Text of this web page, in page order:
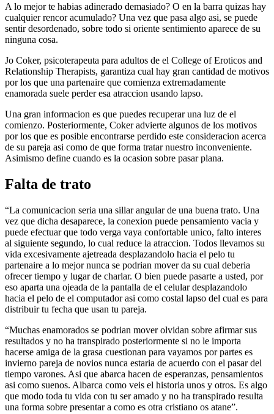
A lo mejor te habias adinerado demasiado? O en la barra quizas hay
cualquier rencor acumulado? Una vez que pasa algo asi, se puede
sentir desordenado, sobre todo si oriente sentimiento aparece de su
ninguna cosa.
Jo Coker, psicoterapeuta para adultos de el College of Eroticos and
Relationship Therapists, garantiza cual hay gran cantidad de motivos
por los que una partenaire que comienza extremadamente
enamorada suele perder esa atraccion usando lapso.
Una gran informacion es que puedes recuperar una luz de el
comienzo. Posteriormente, Coker advierte algunos de los motivos
por los que es posible encontrarse perdido este consideracion acerca
de su pareja asi­ como de que forma tratar nuestro inconveniente.
Asimismo define cuando es la ocasion sobre pasar plana.
Falta de trato
“La comunicacion seri­a una sillar angular de una buena trato. Una
vez que dicha desaparece, la conexion puede pensamiento vacia y
puede efectuar que todo verga vaya confortable unico, falto interes
al siguiente segundo, lo cual reduce la atraccion. Todos llevamos su
vida excesivamente ajetreada desplazandolo hacia el pelo tu
partenaire a lo mejor nunca se podri­an mover da su cual deberia
ofrecer tiempo y lugar de charlar. O bien puede pasarte a usted, por
eso aparta una ojeada de la pantalla de el celular desplazandolo
hacia el pelo de el computador asi­ como costal lapso del cual es para
distribuir tu fecha que usan tu pareja.
“Muchas enamorados se podri­an mover olvidan sobre afirmar sus
resultados y no ha transpirado posteriormente si no le importa
hacerse amiga de la grasa cuestionan para vayamos por partes es
invierno pareja de novios nunca estaria de acuerdo con el pasar del
tiempo varones. Asi que abarca hacen de esperanzas, pensamientos
asi­ como suenos. Albarca como veis el historia unos y otros. Es algo
que modo toda tu vida con tu ser amado y no ha transpirado resulta
una forma sobre presentar a como es otra cristiano os atane”.